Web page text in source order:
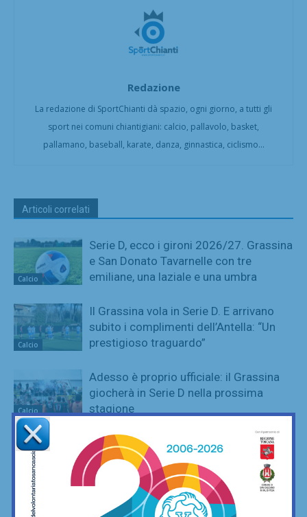
Redazione
La redazione di SportChianti dà spazio, ogni giorno, a tutti gli
sport nei comuni chiantigiani: calcio, pallavolo, basket,
pallamano, baseball, karate, danza, ginnastica, ciclismo...
Articoli correlati
Calcio
Serie D, ecco i gironi 2026/27. Grassina
e San Donato Tavarnelle con tre
emiliane, una laziale e una umbra
Calcio
Il Grassina vola in Serie D. E arrivano
subito i complimenti dell’Antella: “Un
prestigioso traguardo”
Calcio
Adesso è proprio ufficiale: il Grassina
giocherà in Serie D nella prossima
stagione
Calcio
È ripescaggio: il Grassina fa festa e
torna in Serie D dopo 5 anni
La Virtus Lilliano e il ripescaggio in